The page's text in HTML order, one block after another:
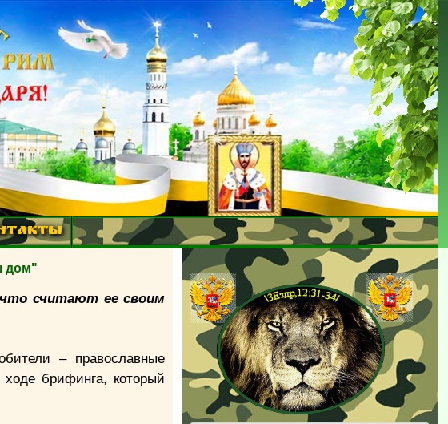
дом"
считают ее своим
– православные
брифинга, который